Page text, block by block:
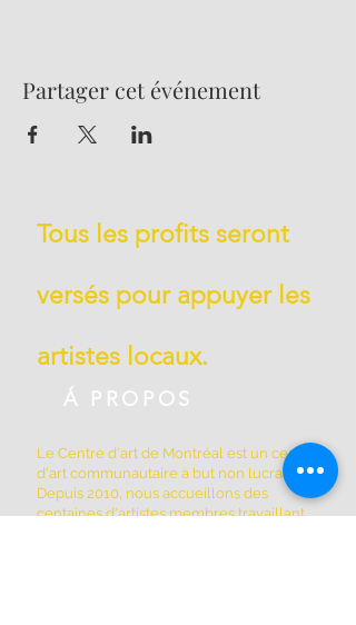
Partager cet événement
Tous les profits seront
versés pour appuyer les
artistes locaux.
Á PROPOS
Le Centre d'art de Montréal est un centre
d'art communautaire à but non lucratif.
Depuis 2010, nous accueillons des
centaines d'artistes membres travaillant